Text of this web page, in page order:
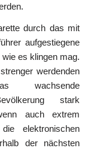
durch das mit
aufgestiegene
es klingen mag.
werdenden
wachsende
stark
auch extrem
elektronischen
der nächsten